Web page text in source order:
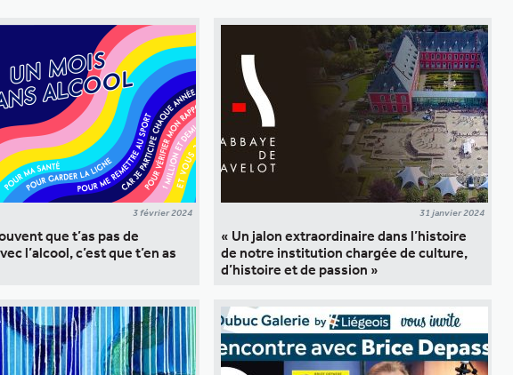
3 février 2024
que t’as pas de
l’alcool, c’est que t’en as
31 janvier 2024
« Un jalon extraordinaire dans l’histoire
de notre institution chargée de culture,
d’histoire et de passion »